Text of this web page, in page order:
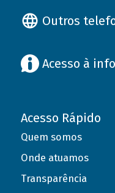
Outros
Acesso à
Acesso Rápido
Quem somos
Onde atuamos
Transparência